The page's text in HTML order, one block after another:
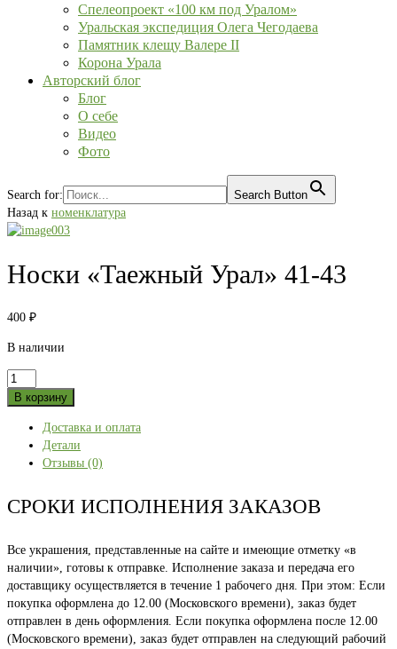
Спелеопроект «100 км под Уралом»
Уральская экспедиция Олега Чегодаева
Памятник клещу Валере II
Корона Урала
Авторский блог
Блог
О себе
Видео
Фото
Search for:
Search Button
Назад к номенклатура
Носки «Таежный Урал» 41-43
400 ₽
В наличии
Количество
товара
«Таежный
Урал»
В корзину
Доставка и оплата
Детали
Отзывы (0)
СРОКИ ИСПОЛНЕНИЯ ЗАКАЗОВ
Все украшения, представленные на сайте и имеющие отметку «в
наличии», готовы к отправке. Исполнение заказа и передача его
доставщику осуществляется в течение 1 рабочего дня. При этом: Если
покупка оформлена до 12.00 (Московского времени), заказ будет
отправлен в день оформления. Если покупка оформлена после 12.00
(Московского времени), заказ будет отправлен на следующий рабочий